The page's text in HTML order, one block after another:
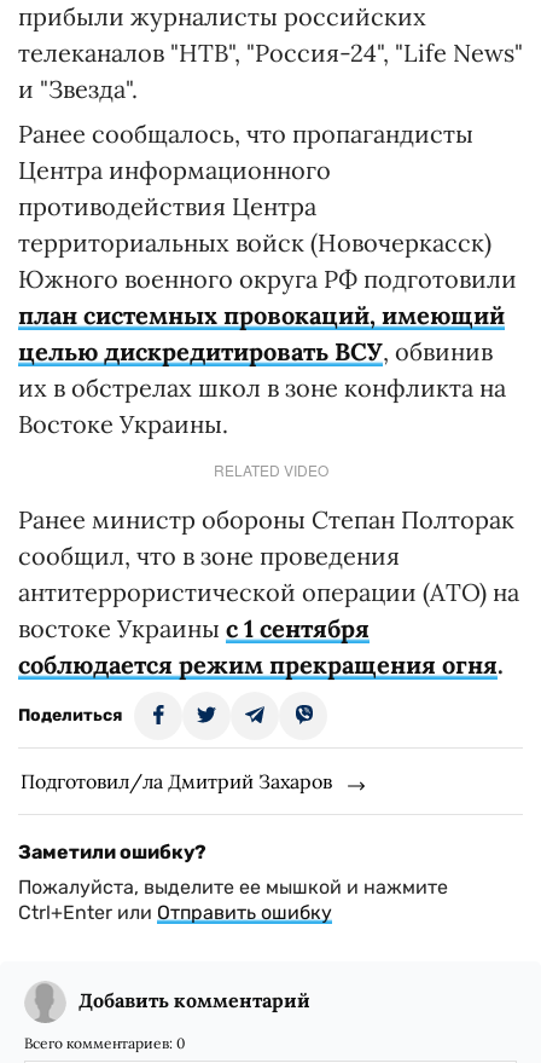
прибыли журналисты российских
телеканалов "НТВ", "Россия-24", "Life News"
и "Звезда".
Ранее сообщалось, что пропагандисты
Центра информационного
противодействия Центра
территориальных войск (Новочеркасск)
Южного военного округа РФ подготовили
план системных провокаций, имеющий
целью дискредитировать ВСУ, обвинив
их в обстрелах школ в зоне конфликта на
Востоке Украины.
RELATED VIDEO
Ранее министр обороны Степан Полторак
сообщил, что в зоне проведения
антитеррористической операции (АТО) на
востоке Украины с 1 сентября
соблюдается режим прекращения огня.
Поделиться
Подготовил/ла Дмитрий Захаров
Заметили ошибку?
Пожалуйста, выделите ее мышкой и нажмите
Ctrl+Enter или Отправить ошибку
Добавить комментарий
Всего комментариев: 0